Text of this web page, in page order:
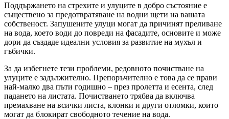
Поддържането на стрехите и улуците в добро състояние е
съществено за предотвратяване на водни щети на вашата
собственост. Запушените улуци могат да причинят преливане
на вода, което води до повреди на фасадите, основите и може
дори да създаде идеални условия за развитие на мухъл и
гъбички.
За да избегнете тези проблеми, редовното почистване на
улуците е задължително. Препоръчително е това да се прави
най-малко два пъти годишно – през пролетта и есента, след
падането на листата. Почистването трябва да включва
премахване на всички листа, клонки и други отломки, които
могат да блокират свободното течение на вода.